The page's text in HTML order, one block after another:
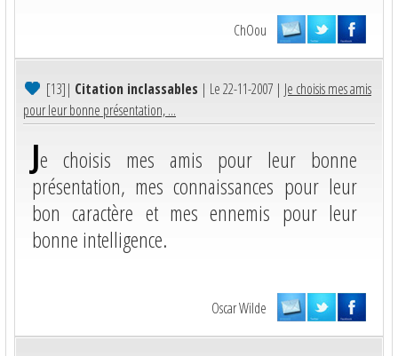
ChOou
[13]| Citation inclassables | Le 22-11-2007 | Je choisis mes amis
pour leur bonne présentation, ...
Je choisis mes amis pour leur bonne
présentation, mes connaissances pour leur
bon caractère et mes ennemis pour leur
bonne intelligence.
Oscar Wilde